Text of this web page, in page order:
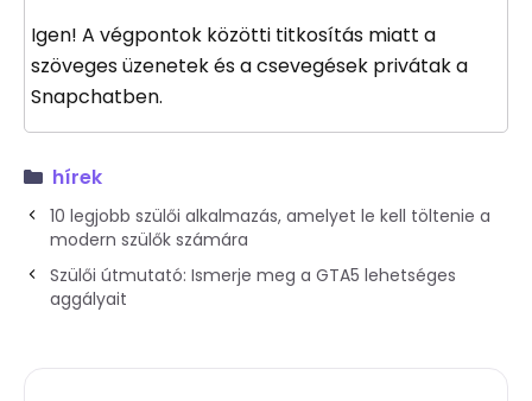
Igen! A végpontok közötti titkosítás miatt a
szöveges üzenetek és a csevegések privátak a
Snapchatben.
hírek
10 legjobb szülői alkalmazás, amelyet le kell töltenie a
modern szülők számára
Szülői útmutató: Ismerje meg a GTA5 lehetséges
aggályait